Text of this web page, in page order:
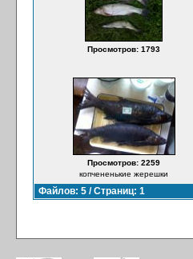
Просмотров: 1793
Просмотров: 2259
копчененькие жерешки
Файлов: 5 / Страниц: 1